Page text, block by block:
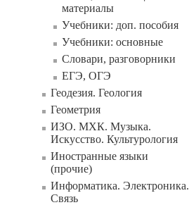
материалы
Учебники: доп. пособия
Учебники: основные
Словари, разговорники
ЕГЭ, ОГЭ
Геодезия. Геология
Геометрия
ИЗО. МХК. Музыка.
Искусство. Культурология
Иностранные языки
(прочие)
Информатика. Электроника.
Связь